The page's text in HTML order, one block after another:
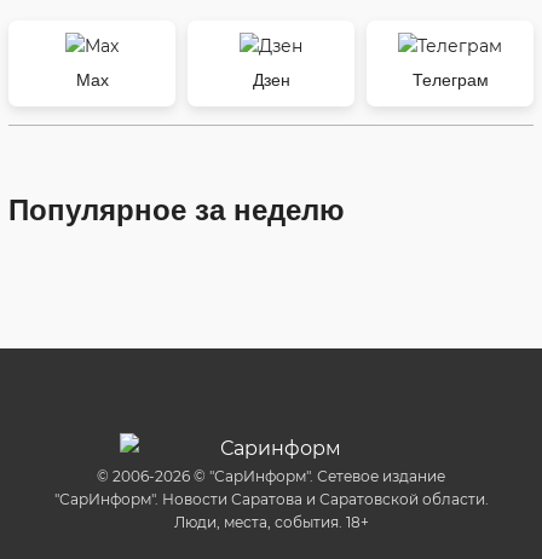
Max Дзен Телеграм
Популярное за неделю
© 2006-2026 © "СарИнформ". Сетевое издание
"СарИнформ". Новости Саратова и Саратовской области.
Люди, места, события. 18+